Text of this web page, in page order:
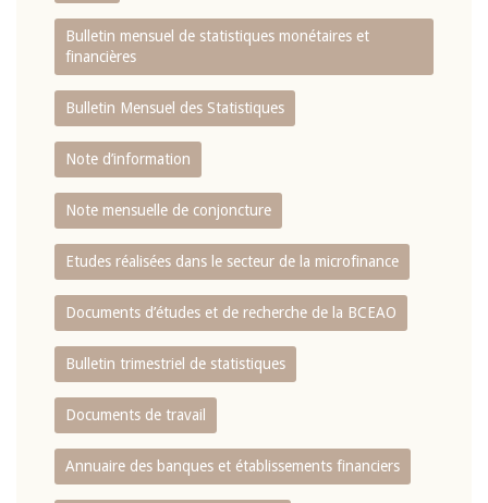
Bulletin mensuel de statistiques monétaires et
financières
Bulletin Mensuel des Statistiques
Note d’information
Note mensuelle de conjoncture
Etudes réalisées dans le secteur de la microfinance
Documents d’études et de recherche de la BCEAO
Bulletin trimestriel de statistiques
Documents de travail
Annuaire des banques et établissements financiers